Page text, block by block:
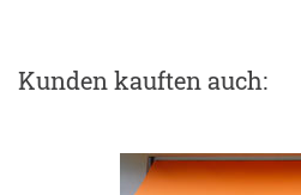
Kunden kauften auch: